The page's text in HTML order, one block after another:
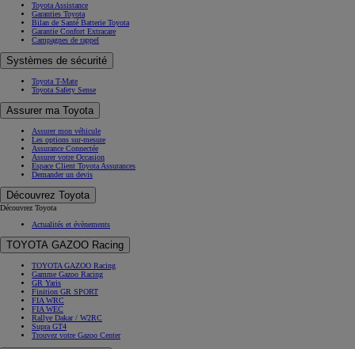
Toyota Assistance
Garanties Toyota
Bilan de Santé Batterie Toyota
Garantie Confort Extracare
Campagnes de rappel
Systèmes de sécurité
Toyota T-Mate
Toyota Safety Sense
Assurer ma Toyota
Assurer mon véhicule
Les options sur-mesure
Assurance Connectée
Assurer votre Occasion
Espace Client Toyota Assurances
Demander un devis
Découvrez Toyota
Découvrez Toyota
Actualités et évènements
TOYOTA GAZOO Racing
TOYOTA GAZOO Racing
Gamme Gazoo Racing
GR Yaris
Finition GR SPORT
FIA WRC
FIA WEC
Rallye Dakar / W2RC
Supra GT4
Trouvez votre Gazoo Center